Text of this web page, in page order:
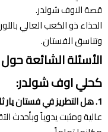
قصة الاوف شولدر.
الحذاء ذو الكعب العالي
وتناسق الفستان.
الأسئلة الشائعة
كحلي اوف شولدر:
1. هل التطريز في فستان يار ثابت ولا يتساقط؟
عالية ومثبت يدوياً وبأحدث